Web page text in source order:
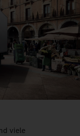
viele